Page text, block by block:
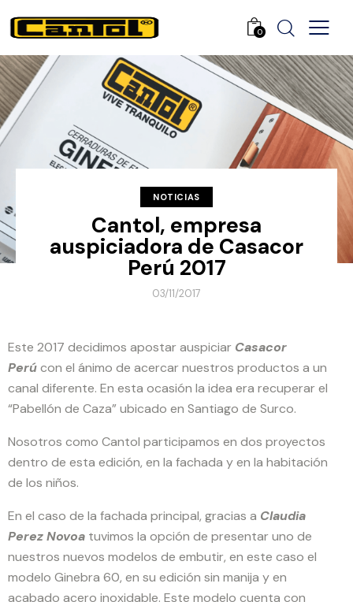
0
NOTICIAS
Cantol, empresa
auspiciadora de Casacor
Perú 2017
03/11/2017
Este 2017 decidimos apostar auspiciar Casacor
Perúcon el ánimo de acercar nuestros productos a un
canal diferente. En esta ocasión la idea era recuperar el
“Pabellón de Caza” ubicado en Santiago de Surco.
Nosotros como Cantol participamos en dos proyectos
dentro de esta edición, en la fachada y en la habitación
de los niños.
En el caso de la fachada principal, gracias a Claudia
Perez Novoa tuvimos la opción de presentar uno de
nuestros nuevos modelos de embutir, en este caso el
modelo Ginebra 60, en su edición sin manija y en
acabado acero inoxidable. Este modelo cuenta con